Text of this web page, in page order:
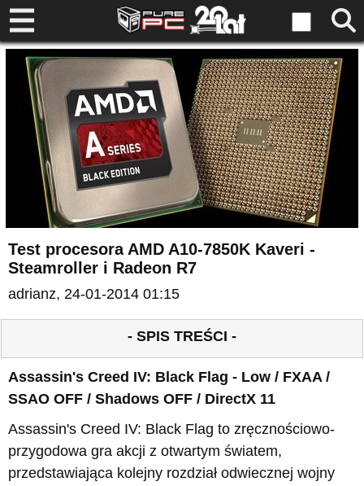
Test procesora AMD A10-7850K Kaveri -
Steamroller i Radeon R7
adrianz, 24-01-2014 01:15
- SPIS TREŚCI -
Assassin's Creed IV: Black Flag - Low / FXAA /
SSAO OFF / Shadows OFF / DirectX 11
Assassin's Creed IV: Black Flag to zręcznościowo-
przygodowa gra akcji z otwartym światem,
przedstawiająca kolejny rozdział odwiecznej wojny